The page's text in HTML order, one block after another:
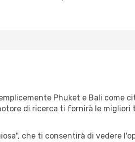
Phuket e Bali come
di ricerca ti fornirà le
che ti consentirà di vedere